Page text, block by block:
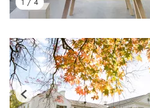
Previous